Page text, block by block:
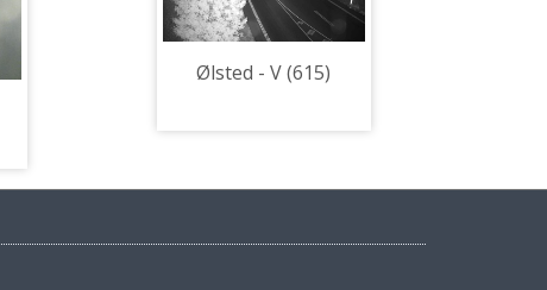
Ølsted - V (615)